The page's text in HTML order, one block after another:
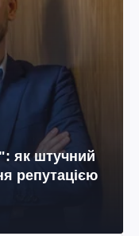
як штучний
репутацією